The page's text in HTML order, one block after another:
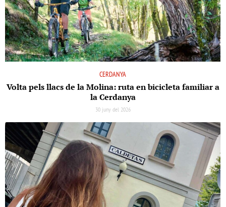
CERDANYA
Volta pels llacs de la Molina: ruta en bicicleta familiar a
la Cerdanya
30 juny del 2026